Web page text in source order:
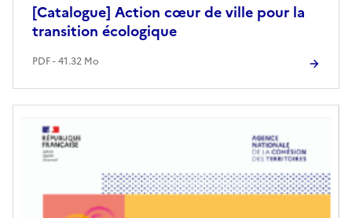
[Catalogue] Action cœur de ville pour la
transition écologique
PDF - 41.32 Mo